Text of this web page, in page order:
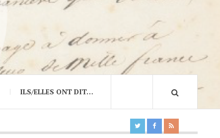
ILS/ELLES ONT DIT…